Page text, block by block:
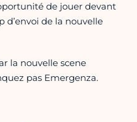
de jouer devant
d’envoi de la nouvelle
la nouvelle scene
pas Emergenza.